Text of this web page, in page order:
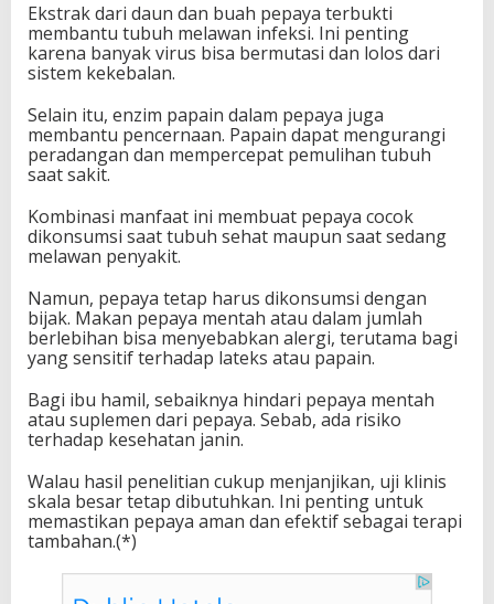
Ekstrak dari daun dan buah pepaya terbukti
membantu tubuh melawan infeksi. Ini penting
karena banyak virus bisa bermutasi dan lolos dari
sistem kekebalan.
Selain itu, enzim papain dalam pepaya juga
membantu pencernaan. Papain dapat mengurangi
peradangan dan mempercepat pemulihan tubuh
saat sakit.
Kombinasi manfaat ini membuat pepaya cocok
dikonsumsi saat tubuh sehat maupun saat sedang
melawan penyakit.
Namun, pepaya tetap harus dikonsumsi dengan
bijak. Makan pepaya mentah atau dalam jumlah
berlebihan bisa menyebabkan alergi, terutama bagi
yang sensitif terhadap lateks atau papain.
Bagi ibu hamil, sebaiknya hindari pepaya mentah
atau suplemen dari pepaya. Sebab, ada risiko
terhadap kesehatan janin.
Walau hasil penelitian cukup menjanjikan, uji klinis
skala besar tetap dibutuhkan. Ini penting untuk
memastikan pepaya aman dan efektif sebagai terapi
tambahan.(*)